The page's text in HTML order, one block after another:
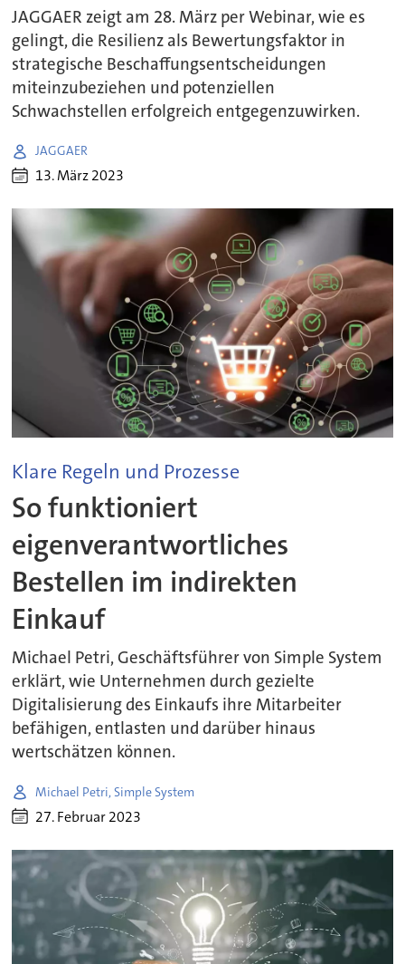
JAGGAER zeigt am 28. März per Webinar, wie es
gelingt, die Resilienz als Bewertungsfaktor in
strategische Beschaffungsentscheidungen
miteinzubeziehen und potenziellen
Schwachstellen erfolgreich entgegenzuwirken.
JAGGAER
13. März 2023
Klare Regeln und Prozesse
So funktioniert
eigenverantwortliches
Bestellen im indirekten
Einkauf
Michael Petri, Geschäftsführer von Simple System
erklärt, wie Unternehmen durch gezielte
Digitalisierung des Einkaufs ihre Mitarbeiter
befähigen, entlasten und darüber hinaus
wertschätzen können.
Michael Petri, Simple System
27. Februar 2023